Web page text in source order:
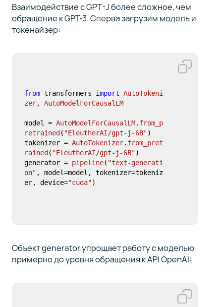
Взаимодействие с GPT-J более сложное, чем
обращение к GPT-3. Сперва загрузим модель и
токенайзер:
from transformers import AutoTokeni
zer, AutoModelForCausalLM
model = AutoModelForCausalLM. from_p
retrained ( "EleutherAI/gpt-j-6B")
tokenizer = AutoTokenizer. from_pret
rained ( "EleutherAI/gpt-j-6B")
generator = pipeline( "text-generati
on" , model=model, tokenizer=tokeniz
er, device="cuda")
Объект generator упрощает работу с моделью
примерно до уровня обращения к API OpenAI: